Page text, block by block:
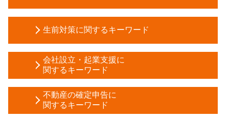
会社 相続
相続税 評価額
生命保険 相続税基礎控除
所有権移転登記 相続
贈与税 対策
生前対策に関するキーワード
被後見人 とは
生前贈与 非課税
家族信託 認知症
任意後見 登記事項証明書
会社設立・起業支援に
関するキーワード
事業計画書 書き方
相対的 記載 事項
不動産の確定申告に
関するキーワード